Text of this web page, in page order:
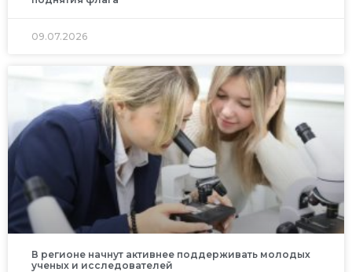
09.07.2026
В регионе начнут активнее поддерживать молодых
ученых и исследователей